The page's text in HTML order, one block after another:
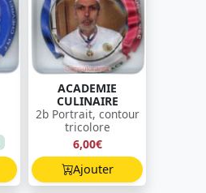
ACADEMIE
CULINAIRE
2b Portrait, contour
tricolore
6,00€
Ajouter